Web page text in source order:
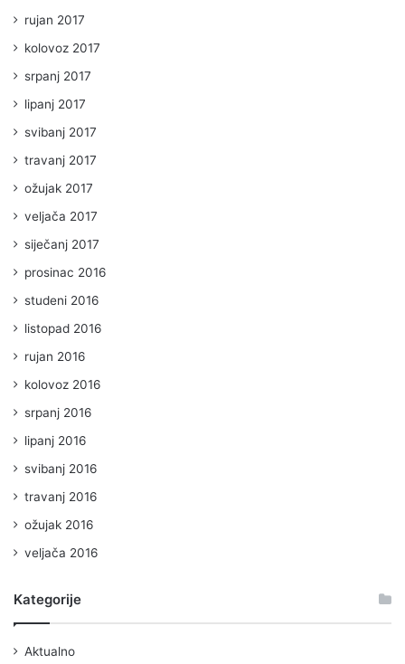
rujan 2017
kolovoz 2017
srpanj 2017
lipanj 2017
svibanj 2017
travanj 2017
ožujak 2017
veljača 2017
siječanj 2017
prosinac 2016
studeni 2016
listopad 2016
rujan 2016
kolovoz 2016
srpanj 2016
lipanj 2016
svibanj 2016
travanj 2016
ožujak 2016
veljača 2016
Kategorije
Aktualno